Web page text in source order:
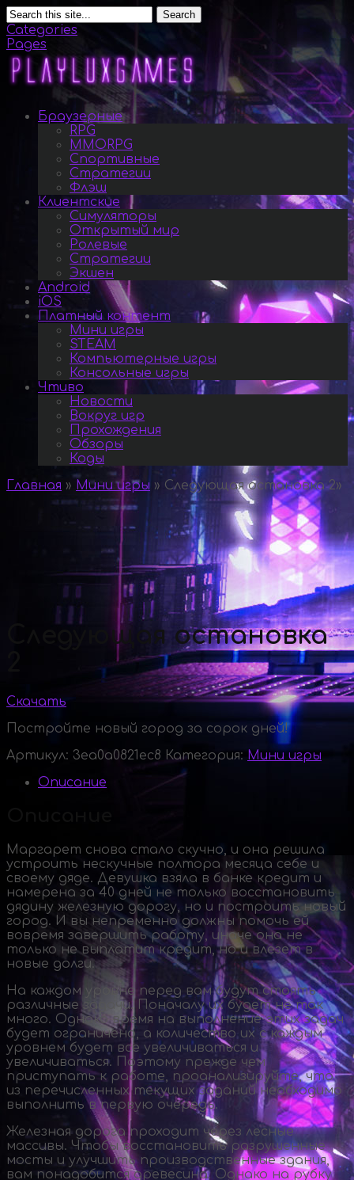
Search
Categories
Pages
Браузерные
RPG
MMORPG
Спортивные
Стратегии
Флэш
Клиентские
Симуляторы
Открытый мир
Ролевые
Стратегии
Экшен
Android
iOS
Платный контент
Мини игры
STEAM
Компьютерные игры
Консольные игры
Чтиво
Новости
Вокруг игр
Прохождения
Обзоры
Коды
Главная » Мини игры » Следующая остановка 2»
Следующая остановка
Скачать
Постройте новый город за сорок дней!
Артикул: 3ea0a0821ec8 Категория: Мини игры
Описание
Маргарет снова стало скучно, и она решила
устроить нескучные полтора месяца себе и
своему дяде. Девушка взяла в банке кредит и
намерена за 40 дней не только восстановить
дядину железную дорогу, но и построить новый
город. И вы непременно должны помочь ей
вовремя завершить работу, иначе она не
только не выплатит кредит, но и влезет в
новые долги.
На каждом уровне перед вам будут стоять
различные задачи. Поначалу их будет не так
много. Однако время на выполнение этих задач
будет ограничено, а количество их с каждым
уровнем будет все увеличиваться и
увеличиваться. Поэтому прежде чем
приступать к работе, проанализируйте, что
из перечисленных текущих заданий необходимо
выполнить в первую очередь.
Железная дорога проходит через лесные
массивы. Чтобы восстановить разрушенные
мосты и улучшить производственные здания,
вам понадобится древесина. Однако на рубку